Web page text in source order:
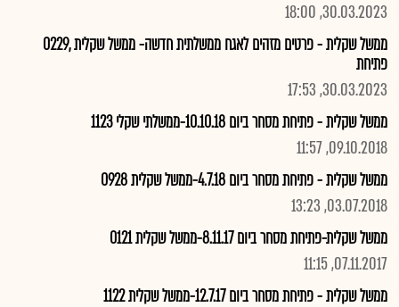
30.03.2023, 18:00
ממשל שקלית - פרטים מזהים לאגח ממשלתית חדשה- ממשל שקלית ,0229
פתיחת
30.03.2023, 17:53
ממשל שקלית - פתיחת מסחר ביום 10.10.18-ממשלתי שקלי 1123
09.10.2018, 11:57
ממשל שקלית - פתיחת מסחר ביום 4.7.18-ממשל שקלית 0928
03.07.2018, 13:23
ממשל שקלית-פתיחת מסחר ביום 8.11.17-ממשל שקלית 0121
07.11.2017, 11:15
ממשל שקלית - פתיחת מסחר ביום 12.7.17-ממשל שקלית 1122